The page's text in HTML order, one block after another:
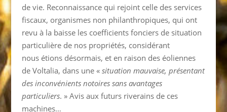
de vie. Reconnaissance qui rejoint celle des services
fiscaux, organismes non philanthropiques, qui ont
revu à la baisse les coefficients fonciers de situation
particulière de nos propriétés, considérant
nous étions désormais, et en raison des éoliennes
de Voltalia, dans une « situation mauvaise, présentant
des inconvénients notoires sans avantages
particuliers. » Avis aux futurs riverains de ces
machines…